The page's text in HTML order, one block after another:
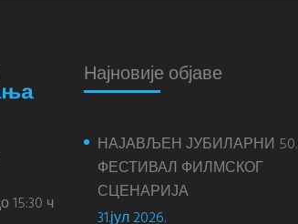
15:30 ч
Најновије објаве
НАЈАВЉЕН ЈУБИЛАРНИ 50.
ФЕСТИВАЛ ФИЛМСКОГ
СЦЕНАРИЈА
31.јул 2026.